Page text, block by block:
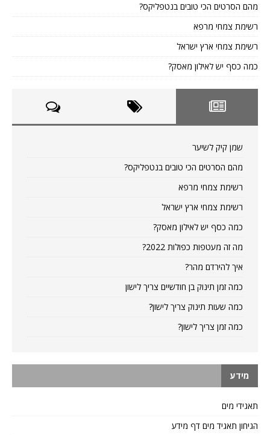
מהם הסרטים הכי טובים בנטפליקס?
רשימת צמחי מרפא
רשימת צמחי ארץ ישראל
כמה כסף יש לאילון מאסק?
שמן קיק לשיער
מהם הסרטים הכי טובים בנטפליקס?
רשימת צמחי מרפא
רשימת צמחי ארץ ישראל
כמה כסף יש לאילון מאסק?
מה זה מעטפות כפולות 2022?
איך להירדם מהר?
כמה זמן תינוק בן חודשיים צריך לישון
כמה שעות תינוק צריך לישון?
כמה זמן צריך לישון?
מידע
תאגידי מים
הגיחון תאגיד מים דף מידע